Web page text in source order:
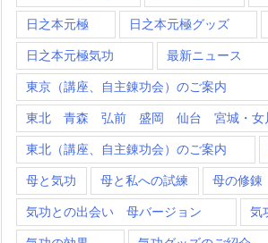
日之本元極 日之本元極グッズ
日之本元極気功 最新ニュース
東京（講座、自主錬功会）のご案内
東北 青森 弘前 盛岡 仙台 宮城・女
東北（講座、自主錬功会）のご案内
母と気功 母と私への試練 母の修錬
気功との出会い 母バージョン 気